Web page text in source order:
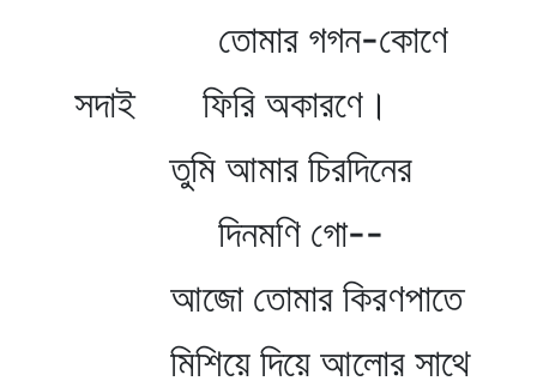
তোমার গগন-কোণে
সদাই ফিরি অকারণে।
তুমি আমার চিরদিনের
দিনমণি গো--
আজো তোমার কিরণপাতে
মিশিয়ে দিয়ে আলোর সাথে